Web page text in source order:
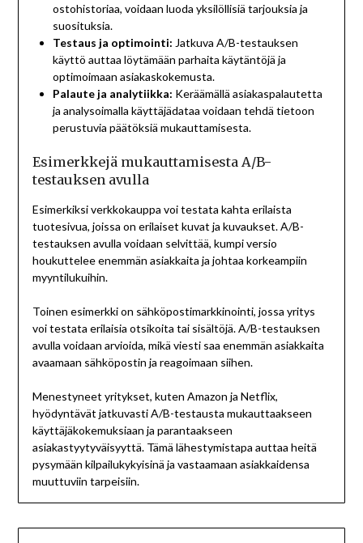
ostohistoriaa, voidaan luoda yksilöllisiä tarjouksia ja
suosituksia.
Testaus ja optimointi: Jatkuva A/B-testauksen
käyttö auttaa löytämään parhaita käytäntöjä ja
optimoimaan asiakaskokemusta.
Palaute ja analytiikka: Keräämällä asiakaspalautetta
ja analysoimalla käyttäjädataa voidaan tehdä tietoon
perustuvia päätöksiä mukauttamisesta.
Esimerkkejä mukauttamisesta A/B-
testauksen avulla
Esimerkiksi verkkokauppa voi testata kahta erilaista
tuotesivua, joissa on erilaiset kuvat ja kuvaukset. A/B-
testauksen avulla voidaan selvittää, kumpi versio
houkuttelee enemmän asiakkaita ja johtaa korkeampiin
myyntilukuihin.
Toinen esimerkki on sähköpostimarkkinointi, jossa yritys
voi testata erilaisia otsikoita tai sisältöjä. A/B-testauksen
avulla voidaan arvioida, mikä viesti saa enemmän asiakkaita
avaamaan sähköpostin ja reagoimaan siihen.
Menestyneet yritykset, kuten Amazon ja Netflix,
hyödyntävät jatkuvasti A/B-testausta mukauttaakseen
käyttäjäkokemuksiaan ja parantaakseen
asiakastyytyväisyyttä. Tämä lähestymistapa auttaa heitä
pysymään kilpailukykyisinä ja vastaamaan asiakkaidensa
muuttuviin tarpeisiin.